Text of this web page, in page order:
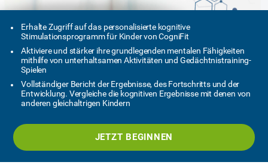
Erhalte Zugriff auf das personalisierte kognitive
Stimulationsprogramm für Kinder von CogniFit
Aktiviere und stärker ihre grundlegenden mentalen Fähigkeiten
mithilfe von unterhaltsamen Aktivitäten und Gedächtnistraining-
Spielen
Vollständiger Bericht der Ergebnisse, des Fortschritts und der
Entwicklung. Vergleiche die kognitiven Ergebnisse mit denen von
anderen gleichaltrigen Kindern
JETZT BEGINNEN